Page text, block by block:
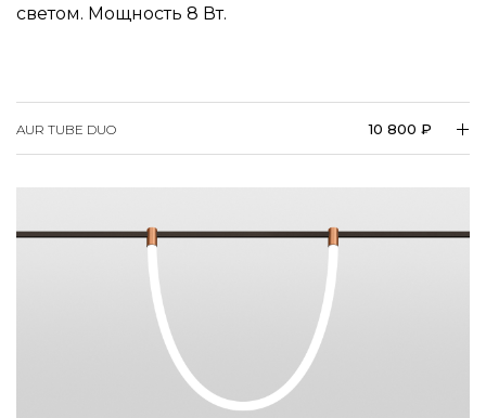
AUR TUBE DUO 10 800 ₽